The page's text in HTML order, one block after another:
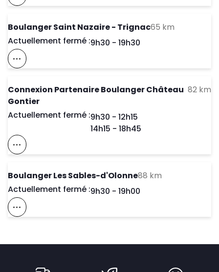
Boulanger Saint Nazaire - Trignac65 km
Actuellement fermé :Day of the Week
9h30 - 19h30
Voir Ce Magasin Sur La Carte
Connexion Partenaire Boulanger Château
Gontier
82 km
Actuellement fermé :Day of the Week
9h30 - 12h15
14h15 - 18h45
Voir Ce Magasin Sur La Carte
Boulanger Les Sables-d'Olonne88 km
Actuellement fermé :Day of the Week
9h30 - 19h00
Voir Ce Magasin Sur La Carte